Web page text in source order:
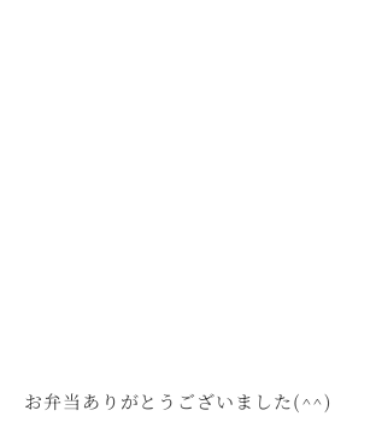
お弁当ありがとうございました